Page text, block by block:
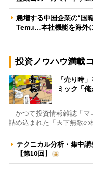
急増する中国企業の“国
Temu…本社機能を海外
投資ノウハウ満載
「売り時
ミック「俺
かつて投資情報雑誌「マ
詰め込まれた「天下無敵の
テクニカル分析・集中
【第10回】